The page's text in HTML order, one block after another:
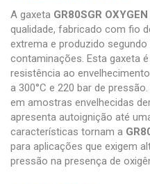
A gaxeta GR80SGR
qualidade, fabricado com fio
extrema e produzido
contaminações. Esta gaxeta
resistência ao
a 300°C e 220 bar de
em amostras envelhecidas
apresenta autoignição até
características tornam a
para aplicações que exigem
pressão na presença de